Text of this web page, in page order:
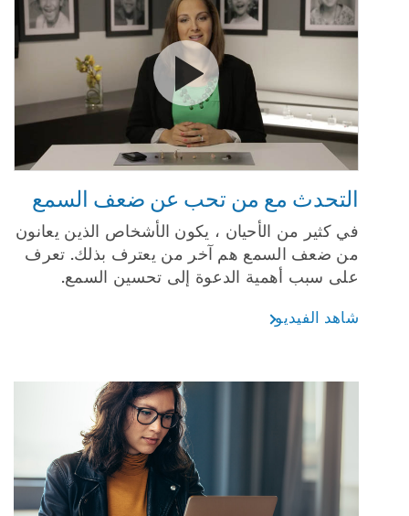
شاهد الفيديو التحدث مع
التحدث مع من تحب عن ضعف السمع
في كثير من الأحيان ، يكون الأشخاص الذين يعانون
من ضعف السمع هم آخر من يعترف بذلك. تعرف
على سبب أهمية الدعوة إلى تحسين السمع.
شاهد الفيديو